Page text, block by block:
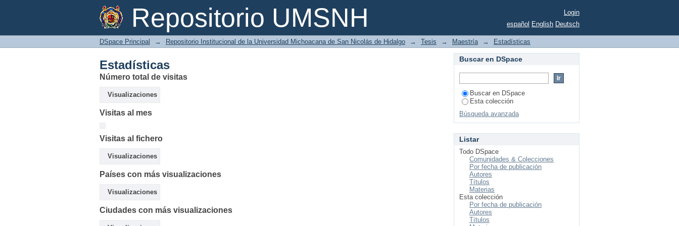
Repositorio UMSNH
Estadísticas
Login
español English Deutsch
DSpace Principal → Repositorio Institucional de la Universidad Michoacana de San Nicolás de Hidalgo → Tesis → Maestría → Estadísticas
Estadísticas
Número total de visitas
Visualizaciones
Visitas al mes
Visitas al fichero
Visualizaciones
Países con más visualizaciones
Visualizaciones
Ciudades con más visualizaciones
Buscar en DSpace
Buscar en DSpace
Esta colección
Búsqueda avanzada
Listar
Todo DSpace
Comunidades & Colecciones
Por fecha de publicación
Autores
Títulos
Materias
Esta colección
Por fecha de publicación
Autores
Títulos